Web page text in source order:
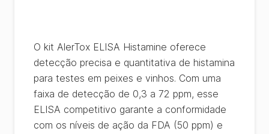
O kit AlerTox ELISA Histamine oferece
detecção precisa e quantitativa de histamina
para testes em peixes e vinhos. Com uma
faixa de detecção de 0,3 a 72 ppm, esse
ELISA competitivo garante a conformidade
com os níveis de ação da FDA (50 ppm) e